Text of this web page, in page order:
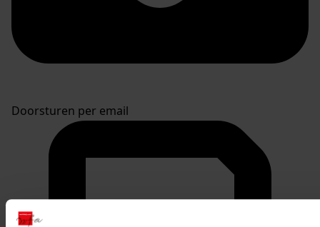
Doorsturen per email